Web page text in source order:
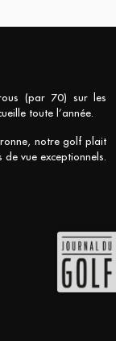
(par 70) sur les
toute l’année.
notre golf plait
vue exceptionnels.